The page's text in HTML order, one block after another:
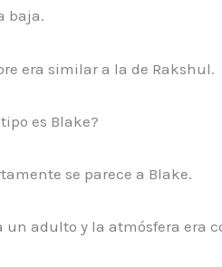
baja.
era similar a la de Rakshul.
es Blake?
se parece a Blake.
un adulto y la atmósfera era